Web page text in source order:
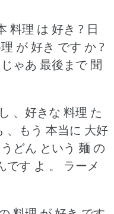
料理 は 好き ? 日
が 好き です か ?
じゃあ 最後まで 聞
、好きな 料理 た
、もう 本当に 大好
うどん という 麺 の
す よ 。
ラーメ